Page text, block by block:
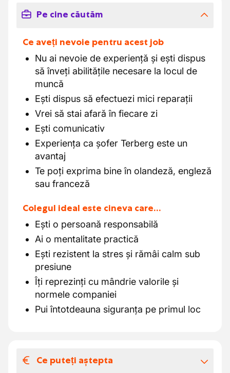
Pe cine căutăm
Ce aveți nevoie pentru acest job
Nu ai nevoie de experiență și ești dispus
să înveți abilitățile necesare la locul de
muncă
Ești dispus să efectuezi mici reparații
Vrei să stai afară în fiecare zi
Ești comunicativ
Experiența ca șofer Terberg este un
avantaj
Te poți exprima bine în olandeză, engleză
sau franceză
Colegul ideal este cineva care…
Ești o persoană responsabilă
Ai o mentalitate practică
Ești rezistent la stres și rămâi calm sub
presiune
Îți reprezinți cu mândrie valorile și
normele companiei
Pui întotdeauna siguranța pe primul loc
Ce puteți aștepta